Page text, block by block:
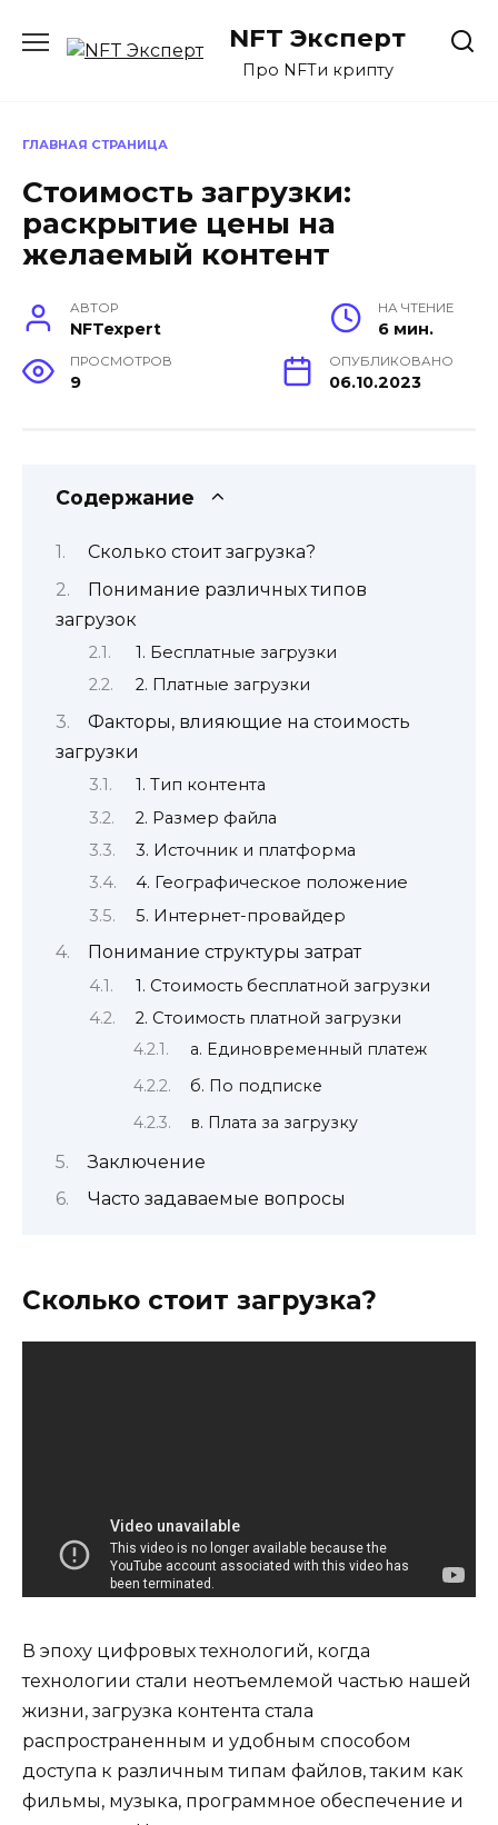
содержанию
NFT Эксперт
Про NFTи крипту
ГЛАВНАЯ СТРАНИЦА
Стоимость загрузки:
раскрытие цены на
желаемый контент
АВТОР
NFTexpert
НА ЧТЕНИЕ
6 мин.
ПРОСМОТРОВ
9
ОПУБЛИКОВАНО
06.10.2023
Содержание
Сколько стоит загрузка?
Понимание различных типов
загрузок
1. Бесплатные загрузки
2. Платные загрузки
Факторы, влияющие на стоимость
загрузки
1. Тип контента
2. Размер файла
3. Источник и платформа
4. Географическое положение
5. Интернет-провайдер
Понимание структуры затрат
1. Стоимость бесплатной загрузки
2. Стоимость платной загрузки
а. Единовременный платеж
б. По подписке
в. Плата за загрузку
Заключение
Часто задаваемые вопросы
Сколько стоит загрузка?
В эпоху цифровых технологий, когда
технологии стали неотъемлемой частью нашей
жизни, загрузка контента стала
распространенным и удобным способом
доступа к различным типам файлов, таким как
фильмы, музыка, программное обеспечение и